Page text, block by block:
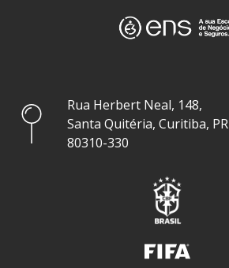
Rua Herbert Neal, 148,
Santa Quitéria, Curitiba, PR
80310-330